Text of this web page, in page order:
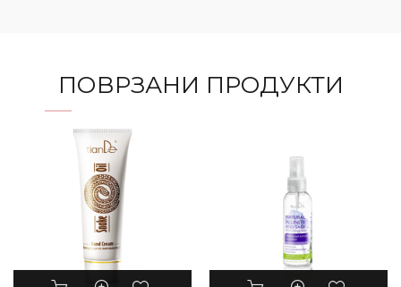
ПОВРЗАНИ ПРОДУКТИ